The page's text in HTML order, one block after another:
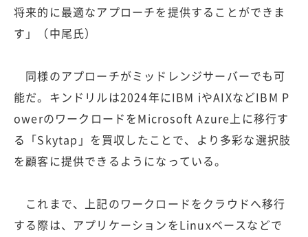
将来的に最適なアプローチを提供することができま
す」（中尾氏）
同様のアプローチがミッドレンジサーバーでも可
能だ。キンドリルは2024年にIBM iやAIXなどIBM P
owerのワークロードをMicrosoft Azure上に移行す
る「Skytap」を買収したことで、より多彩な選択肢
を顧客に提供できるようになっている。
これまで、上記のワークロードをクラウドへ移行
する際は、アプリケーションをLinuxベースなどで